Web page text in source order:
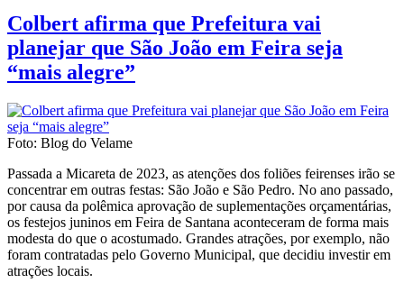
Colbert afirma que Prefeitura vai
planejar que São João em Feira seja
“mais alegre”
Foto: Blog do Velame
Passada a Micareta de 2023, as atenções dos foliões feirenses irão se
concentrar em outras festas: São João e São Pedro. No ano passado,
por causa da polêmica aprovação de suplementações orçamentárias,
os festejos juninos em Feira de Santana aconteceram de forma mais
modesta do que o acostumado. Grandes atrações, por exemplo, não
foram contratadas pelo Governo Municipal, que decidiu investir em
atrações locais.